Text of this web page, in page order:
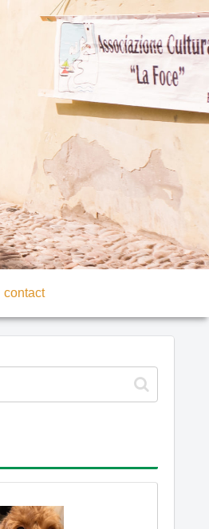
contact